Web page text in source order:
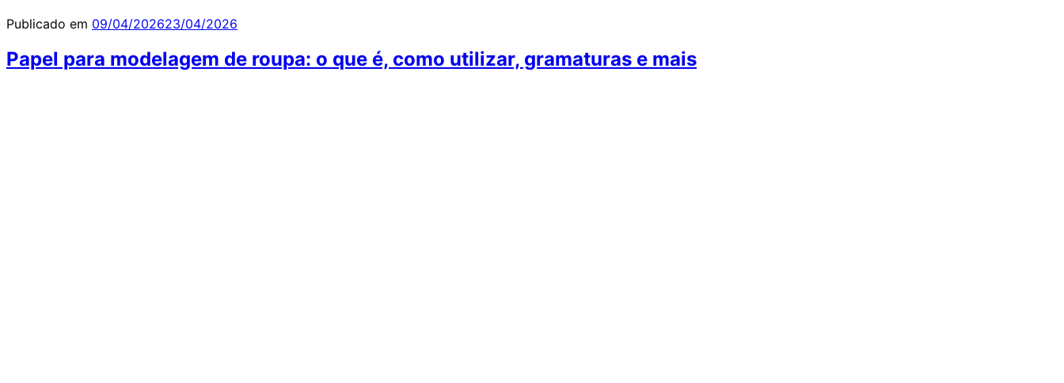
Publicado em 09/04/202623/04/2026
Papel para modelagem de roupa: o que é, como utilizar, gramaturas e mais